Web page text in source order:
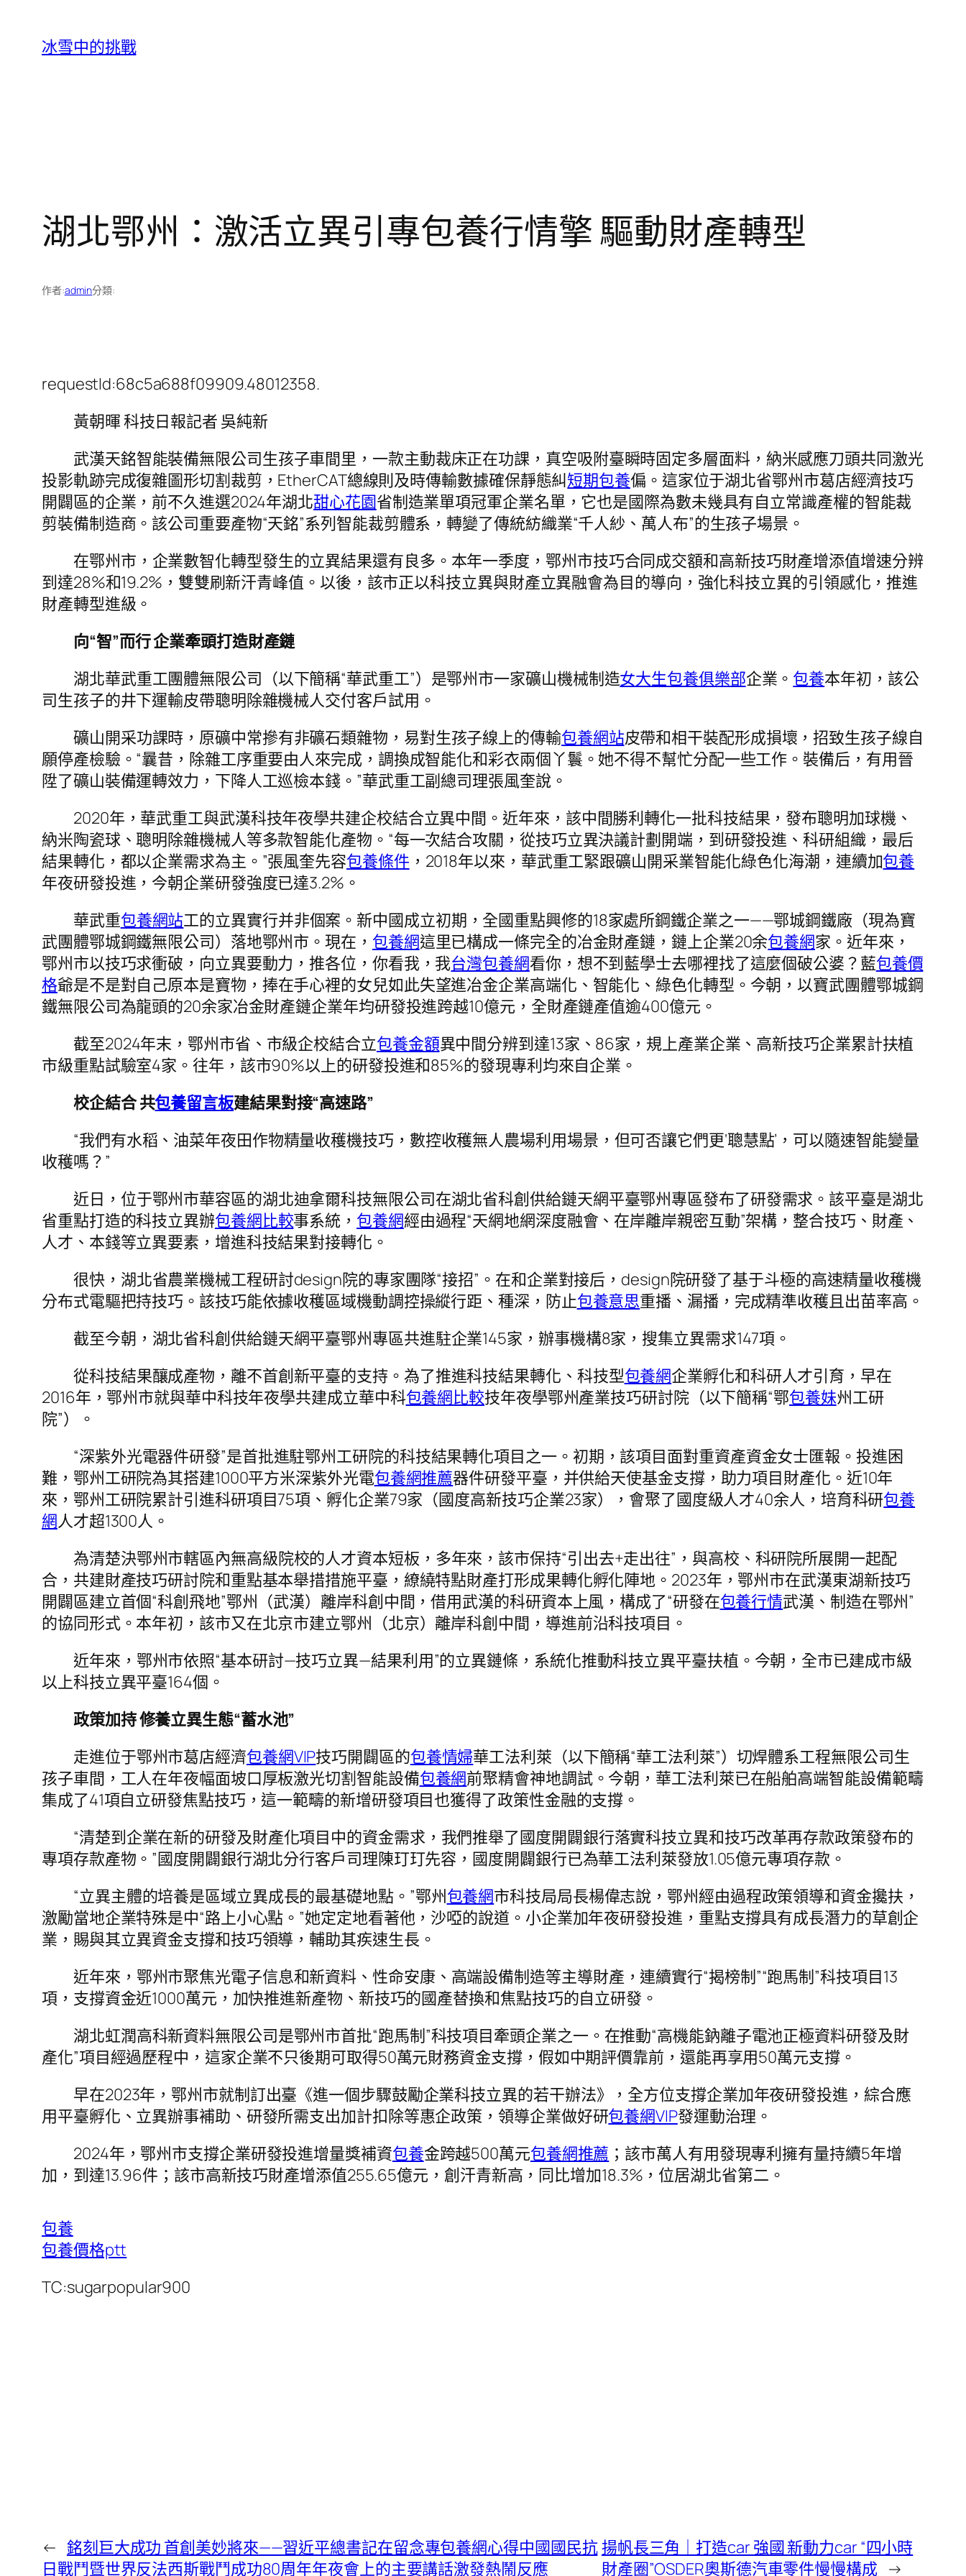
冰雪中的挑戰
湖北鄂州：激活立異引專包養行情擎 驅動財產轉型
作者:admin分類:
requestId:68c5a688f09909.48012358.
黃朝暉 科技日報記者 吳純新
武漢天銘智能裝備無限公司生孩子車間里，一款主動裁床正在功課，真空吸附臺瞬時固定多層面料，納米感應刀頭共同激光
投影軌跡完成復雜圖形切割裁剪，EtherCAT總線則及時傳輸數據確保靜態糾短期包養偏。這家位于湖北省鄂州市葛店經濟技巧
開闢區的企業，前不久進選2024年湖北甜心花園省制造業單項冠軍企業名單，它也是國際為數未幾具有自立常識產權的智能裁
剪裝備制造商。該公司重要產物“天銘”系列智能裁剪體系，轉變了傳統紡織業“千人紗、萬人布”的生孩子場景。
在鄂州市，企業數智化轉型發生的立異結果還有良多。本年一季度，鄂州市技巧合同成交額和高新技巧財產增添值增速分辨
到達28%和19.2%，雙雙刷新汗青峰值。以後，該市正以科技立異與財產立異融會為目的導向，強化科技立異的引領感化，推進
財產轉型進級。
向“智”而行 企業牽頭打造財產鏈
湖北華武重工團體無限公司（以下簡稱“華武重工”）是鄂州市一家礦山機械制造女大生包養俱樂部企業。 包養本年初，該公
司生孩子的井下運輸皮帶聰明除雜機械人交付客戶試用。
礦山開采功課時，原礦中常摻有非礦石類雜物，易對生孩子線上的傳輸包養網站皮帶和相干裝配形成損壞，招致生孩子線自
願停產檢驗。“曩昔，除雜工序重要由人來完成，調換成智能化和彩衣兩個丫鬟。她不得不幫忙分配一些工作。裝備后，有用晉
陞了礦山裝備運轉效力，下降人工巡檢本錢。”華武重工副總司理張風奎說。
2020年，華武重工與武漢科技年夜學共建企校結合立異中間。近年來，該中間勝利轉化一批科技結果，發布聰明加球機、
納米陶瓷球、聰明除雜機械人等多款智能化產物。“每一次結合攻關，從技巧立異決議計劃開端，到研發投進、科研組織，最后
結果轉化，都以企業需求為主。”張風奎先容包養條件 ，2018年以來，華武重工緊跟礦山開采業智能化綠色化海潮，連續加包養
年夜研發投進，今朝企業研發強度已達3.2%。
華武重包養網站工的立異實行并非個案。新中國成立初期，全國重點興修的18家處所鋼鐵企業之一——鄂城鋼鐵廠（現為寶
武團體鄂城鋼鐵無限公司）落地鄂州市。現在， 包養網這里已構成一條完全的冶金財產鏈，鏈上企業20余包養網家。近年來，
鄂州市以技巧求衝破，向立異要動力，推各位，你看我，我台灣包養網看你，想不到藍學士去哪裡找了這麼個破公婆？藍包養價
格爺是不是對自己原本是寶物，捧在手心裡的女兒如此失望進冶金企業高端化、智能化、綠色化轉型。今朝，以寶武團體鄂城鋼
鐵無限公司為龍頭的20余家冶金財產鏈企業年均研發投進跨越10億元，全財產鏈產值逾400億元。
截至2024年末，鄂州市省、市級企校結合立包養金額異中間分辨到達13家、86家，規上產業企業、高新技巧企業累計扶植
市級重點試驗室4家。往年，該市90%以上的研發投進和85%的發現專利均來自企業。
校企結合 共包養留言板建結果對接“高速路”
“我們有水稻、油菜年夜田作物精量收穫機技巧，數控收穫無人農場利用場景，但可否讓它們更‘聰慧點’，可以隨速智能變量
收穫嗎？”
近日，位于鄂州市華容區的湖北迪拿爾科技無限公司在湖北省科創供給鏈天網平臺鄂州專區發布了研發需求。該平臺是湖北
省重點打造的科技立異辦包養網比較事系統， 包養網經由過程“天網地網深度融會、在岸離岸親密互動”架構，整合技巧、財產、
人才、本錢等立異要素，增進科技結果對接轉化。
很快，湖北省農業機械工程研討design院的專家團隊“接招”。在和企業對接后，design院研發了基于斗極的高速精量收穫機
分布式電驅把持技巧。該技巧能依據收穫區域機動調控操縱行距、種深，防止包養意思重播、漏播，完成精準收穫且出苗率高。
截至今朝，湖北省科創供給鏈天網平臺鄂州專區共進駐企業145家，辦事機構8家，搜集立異需求147項。
從科技結果釀成產物，離不首創新平臺的支持。為了推進科技結果轉化、科技型包養網企業孵化和科研人才引育，早在
2016年，鄂州市就與華中科技年夜學共建成立華中科包養網比較技年夜學鄂州產業技巧研討院（以下簡稱“鄂包養妹州工研
院”）。
“深紫外光電器件研發”是首批進駐鄂州工研院的科技結果轉化項目之一。初期，該項目面對重資產資金女士匯報。投進困
難，鄂州工研院為其搭建1000平方米深紫外光電包養網推薦器件研發平臺，并供給天使基金支撐，助力項目財產化。近10年
來，鄂州工研院累計引進科研項目75項、孵化企業79家（國度高新技巧企業23家），會聚了國度級人才40余人，培育科研包養
網人才超1300人。
為清楚決鄂州市轄區內無高級院校的人才資本短板，多年來，該市保持“引出去+走出往”，與高校、科研院所展開一起配
合，共建財產技巧研討院和重點基本舉措措施平臺，繚繞特點財產打形成果轉化孵化陣地。2023年，鄂州市在武漢東湖新技巧
開闢區建立首個“科創飛地”鄂州（武漢）離岸科創中間，借用武漢的科研資本上風，構成了“研發在包養行情武漢、制造在鄂州”
的協同形式。本年初，該市又在北京市建立鄂州（北京）離岸科創中間，導進前沿科技項目。
近年來，鄂州市依照“基本研討—技巧立異—結果利用”的立異鏈條，系統化推動科技立異平臺扶植。今朝，全市已建成市級
以上科技立異平臺164個。
政策加持 修養立異生態“蓄水池”
走進位于鄂州市葛店經濟包養網VIP技巧開闢區的包養情婦華工法利萊（以下簡稱“華工法利萊”）切焊體系工程無限公司生
孩子車間，工人在年夜幅面坡口厚板激光切割智能設備包養網前聚精會神地調試。今朝，華工法利萊已在船舶高端智能設備範疇
集成了41項自立研發焦點技巧，這一範疇的新增研發項目也獲得了政策性金融的支撐。
“清楚到企業在新的研發及財產化項目中的資金需求，我們推舉了國度開闢銀行落實科技立異和技巧改革再存款政策發布的
專項存款產物。”國度開闢銀行湖北分行客戶司理陳玎玎先容，國度開闢銀行已為華工法利萊發放1.05億元專項存款。
“立異主體的培養是區域立異成長的最基礎地點。”鄂州包養網市科技局局長楊偉志說，鄂州經由過程政策領導和資金攙扶，
激勵當地企業特殊是中“路上小心點。”她定定地看著他，沙啞的說道。小企業加年夜研發投進，重點支撐具有成長潛力的草創企
業，賜與其立異資金支撐和技巧領導，輔助其疾速生長。
近年來，鄂州市聚焦光電子信息和新資料、性命安康、高端設備制造等主導財產，連續實行“揭榜制”“跑馬制”科技項目13
項，支撐資金近1000萬元，加快推進新產物、新技巧的國產替換和焦點技巧的自立研發。
湖北虹潤高科新資料無限公司是鄂州市首批“跑馬制”科技項目牽頭企業之一。在推動“高機能鈉離子電池正極資料研發及財
產化”項目經過歷程中，這家企業不只後期可取得50萬元財務資金支撐，假如中期評價靠前，還能再享用50萬元支撐。
早在2023年，鄂州市就制訂出臺《進一個步驟鼓勵企業科技立異的若干辦法》，全方位支撐企業加年夜研發投進，綜合應
用平臺孵化、立異辦事補助、研發所需支出加計扣除等惠企政策，領導企業做好研包養網VIP發運動治理。
2024年，鄂州市支撐企業研發投進增量獎補資包養金跨越500萬元包養網推薦 ；該市萬人有用發現專利擁有量持續5年增
加，到達13.96件；該市高新技巧財產增添值255.65億元，創汗青新高，同比增加18.3%，位居湖北省第二。
包養
包養價格ptt
TC:sugarpopular900
← 銘刻巨大成功 首創美妙將來——習近平總書記在留念專包養網心得中國國民抗
日戰鬥暨世界反法西斯戰鬥成功80周年年夜會上的主要講話激發熱鬧反應
揚帆長三角｜打造car 強國 新動力car “四小時
財產圈”OSDER奧斯德汽車零件慢慢構成 →